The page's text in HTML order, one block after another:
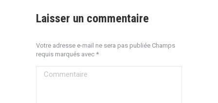
Laisser un commentaire
Votre adresse e-mail ne sera pas publiée Champs
requis marqués avec *
Commentaire